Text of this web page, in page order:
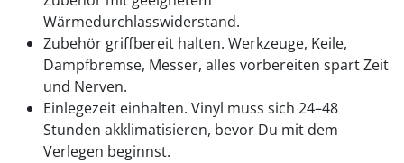
Wärmedurchlasswiderstand.
Zubehör griffbereit halten. Werkzeuge, Keile,
Dampfbremse, Messer, alles vorbereiten spart Zeit
und Nerven.
Einlegezeit einhalten. Vinyl muss sich 24–48
Stunden akklimatisieren, bevor Du mit dem
Verlegen beginnst.